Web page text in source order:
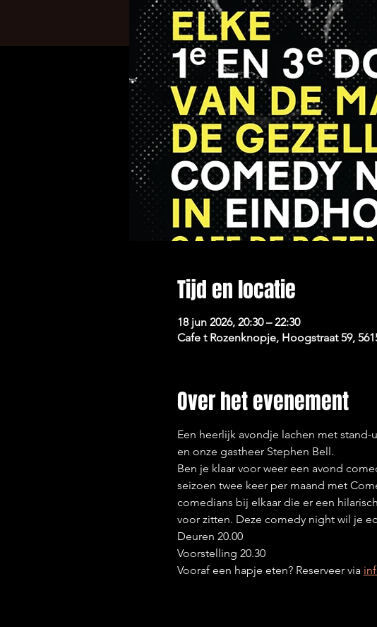
Tijd en locatie
18 jun 2026, 20:30 – 22:30
Cafe t Rozenknopje, Hoogstraat 59,
Over het evenement
Een heerlijk avondje lachen met
en onze gastheer Stephen Bell.
Ben je klaar voor weer een avond
seizoen twee keer per maand met
comedians bij elkaar die er een
voor zitten. Deze comedy night wil je
Deuren 20.00
Voorstelling 20.30
Vooraf een hapje eten? Reserveer via